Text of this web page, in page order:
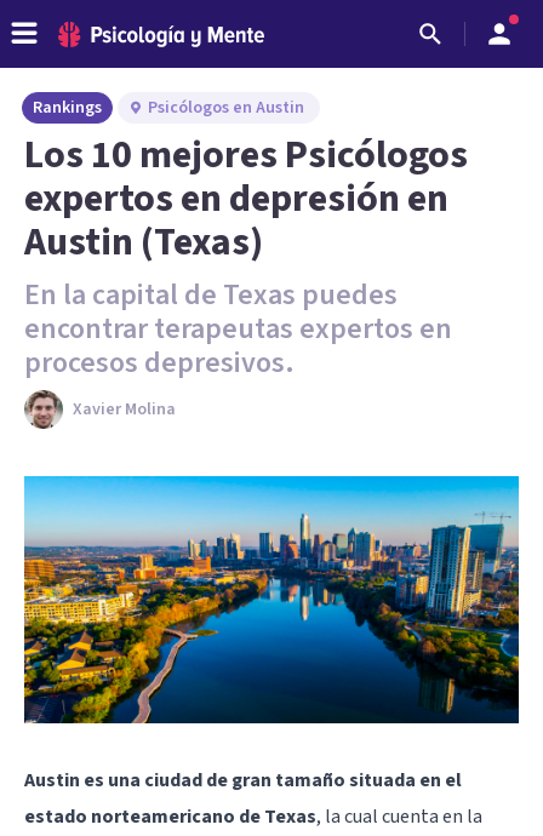
Rankings Psicólogos en Austin
Los 10 mejores Psicólogos
expertos en depresión en
Austin (Texas)
En la capital de Texas puedes
encontrar terapeutas expertos en
procesos depresivos.
Xavier Molina
Austin es una ciudad de gran tamaño situada en el
estado norteamericano de Texas, la cual cuenta en la